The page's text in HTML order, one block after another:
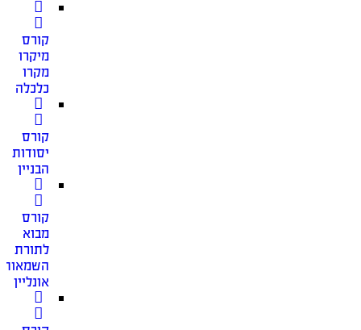
קורס
מיקרו
מקרו
כלכלה
קורס
יסודות
הבניין
קורס
מבוא
לתורת
השמאות
אונליין